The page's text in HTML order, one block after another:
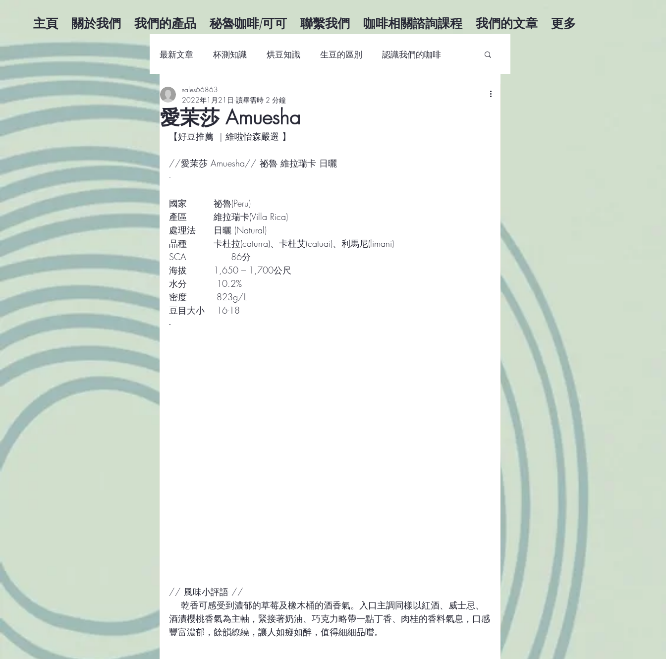
主頁 關於我們 我們的產品 秘魯咖啡/可可 聯繫我們 咖啡相關諮詢課程 我們的文章 更多
最新文章 杯測知識 烘豆知識 生豆的區別 認識我們的咖啡
咖啡商業知識
愛茉莎 Amuesha
sales66863
2022年1月21日 讀畢需時 2 分鐘
【好豆推薦  | 維啦怡森嚴選 】
//愛茉莎 Amuesha// 祕魯 維拉瑞卡 日曬
-
國家　　　祕魯(Peru)
產區　　　維拉瑞卡(Villa Rica)
處理法　　日曬 (Natural)
品種　　　卡杜拉(caturra)、卡杜艾(catuai)、利馬尼(limani)
SCA               86分
海拔　　　1,650 – 1,700公尺
水分　　    10.2%
密度　　    823g/L
豆目大小    16-18
-
// 風味小評語 //
酒漬櫻桃香氣為主軸，緊接著奶油、巧克力略帶一點丁香、肉桂的香料氣息，口感
豐富濃郁，餘韻繚繞，讓人如癡如醉，值得細細品嚐。